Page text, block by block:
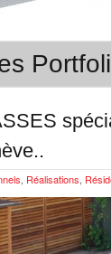
, Réalisations,